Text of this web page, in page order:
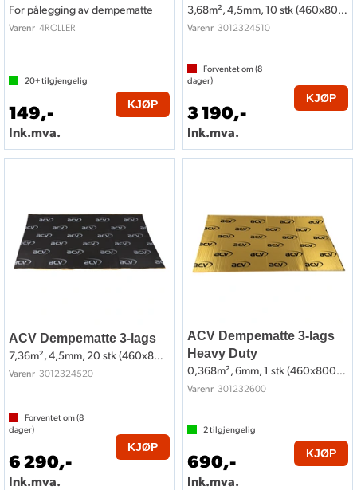
For pålegging av dempematte
Varenr 4ROLLER
20+tilgjengelig
149,-
Ink.mva.
KJØP
3,68m², 4,5mm, 10 stk (460x800mm)
Varenr 3012324510
Forventet om (8
dager)
3 190,-
Ink.mva.
KJØP
ACV Dempematte 3-lags
7,36m², 4,5mm, 20 stk (460x800mm)
Varenr 3012324520
Forventet om (8
dager)
6 290,-
Ink.mva.
KJØP
ACV Dempematte 3-lags
Heavy Duty
0,368m², 6mm, 1 stk (460x800mm)
Varenr 301232600
2tilgjengelig
690,-
Ink.mva.
KJØP